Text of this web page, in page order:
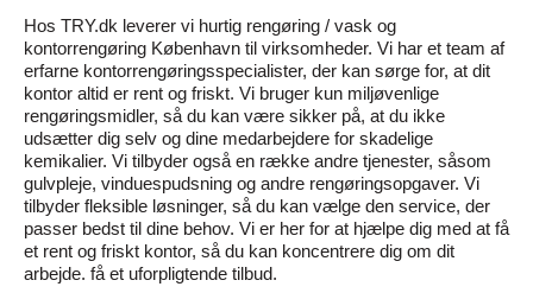
Hos TRY.dk leverer vi hurtig rengøring / vask og
kontorrengøring København til virksomheder. Vi har et team af
erfarne kontorrengøringsspecialister, der kan sørge for, at dit
kontor altid er rent og friskt. Vi bruger kun miljøvenlige
rengøringsmidler, så du kan være sikker på, at du ikke
udsætter dig selv og dine medarbejdere for skadelige
kemikalier. Vi tilbyder også en række andre tjenester, såsom
gulvpleje, vinduespudsning og andre rengøringsopgaver. Vi
tilbyder fleksible løsninger, så du kan vælge den service, der
passer bedst til dine behov. Vi er her for at hjælpe dig med at få
et rent og friskt kontor, så du kan koncentrere dig om dit
arbejde. få et uforpligtende tilbud.